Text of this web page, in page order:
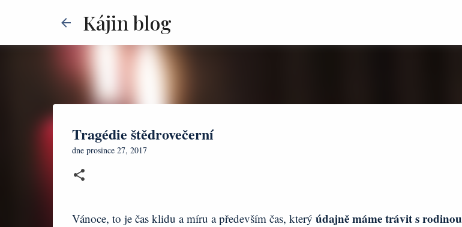
Kájin blog
Tragédie štědrovečerní
dne prosince 27, 2017
Vánoce, to je čas klidu a míru a především čas, který údajně máme trávit s rodinou